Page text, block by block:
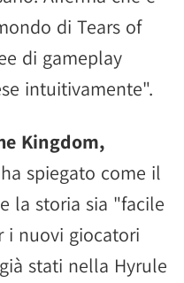
di Tears of
di gameplay
intuitivamente".
Kingdom,
spiegato come il
la storia sia "facile
i nuovi giocatori
stati nella Hyrule